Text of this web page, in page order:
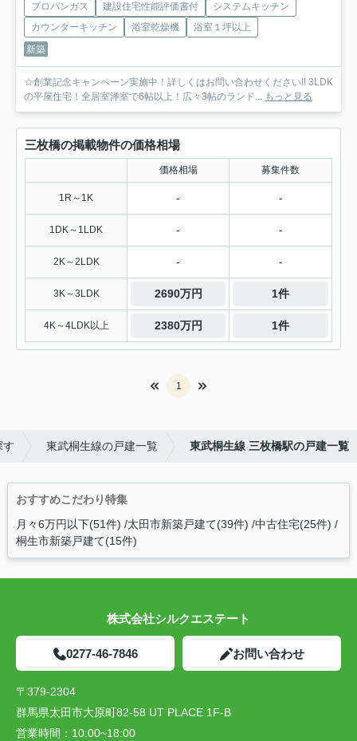
プロパンガス 建設住宅性能評価書付
システムキッチン
カウンターキッチン
浴室乾燥機
浴室１坪以上
新築
☆創業記念キャンペーン実施中！詳しくはお問い合わせください‼ 3LDK
の平屋住宅！全居室洋室で6帖以上！広々3帖のランド... もっと見る
三枚橋の掲載物件の価格相場
価格相場 募集件数
1R～1K - -
1DK～1LDK - -
2K～2LDK - -
3K～3LDK 2690万円 1件
4K～4LDK以上 2380万円 1件
1
す 東武桐生線の戸建一覧 東武桐生線 三枚橋駅の戸建一覧
おすすめこだわり特集
月々6万円以下(51件) 太田市新築戸建て(39件) 中古住宅(25件)
桐生市新築戸建て(15件)
株式会社シルクエステート
0277-46-7846 お問い合わせ
〒379-2304
群馬県太田市大原町82-58 UT PLACE 1F-B
営業時間： 10:00~18:00